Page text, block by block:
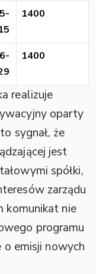
1400
1400
realizuje
oparty
sygnał, że
jest
spółki,
zarządu
komunikat nie
programu
o emisji nowych